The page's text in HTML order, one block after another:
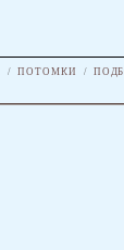
/ ПОТОМКИ /